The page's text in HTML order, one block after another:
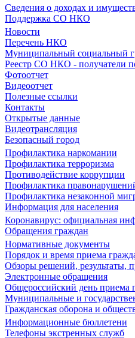
Сведения о доходах и
Поддержка СО НКО
Новости
Перечень НКО
Муниципальный социальный
Реестр СО НКО - получатели
Фотоотчет
Видеоотчет
Полезные ссылки
Контакты
Открытые данные
Видеотрансляция
Безопасный город
Профилактика наркомании
Профилактика терроризма
Противодействие коррупции
Профилактика
Профилактика незаконной
Информация для населения
Коронавирус: официальная
Обращения граждан
Нормативные документы
Порядок и время приема
Обзоры решений, результаты,
Электронные обращения
Общероссийский день приема
Муниципальные и
Гражданская оборона и
Информационные бюллетени
Телефоны экстренных служб